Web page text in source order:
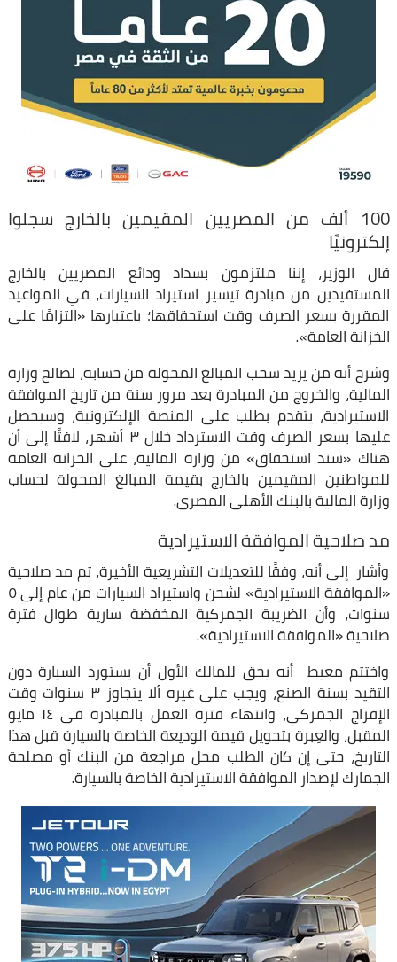
100 ألف من المصريين المقيمين بالخارج سجلوا
إلكترونيًا
قال الوزير، إننا ملتزمون بسداد ودائع المصريين بالخارج
المستفيدين من مبادرة تيسير استيراد السيارات، في المواعيد
المقررة بسعر الصرف وقت استحقاقها؛ باعتبارها «التزامًا على
الخزانة العامة».
وشرح أنه من يريد سحب المبالغ المحولة من حسابه، لصالح وزارة
المالية، والخروج من المبادرة بعد مرور سنة من تاريخ الموافقة
الاستيرادية، يتقدم بطلب على المنصة الإلكترونية، وسيحصل
عليها بسعر الصرف وقت الاسترداد خلال ٣ أشهر، لافتًا إلى أن
هناك «سند استحقاق» من وزارة المالية، علي الخزانة العامة
للمواطنين المقيمين بالخارج بقيمة المبالغ المحولة لحساب
وزارة المالية بالبنك الأهلى المصرى.
مد صلاحية الموافقة الاستيرادية
وأشار إلى أنه، وفقًا للتعديلات التشريعية الأخيرة، تم مد صلاحية
«الموافقة الاستيرادية» لشحن واستيراد السيارات من عام إلى ٥
سنوات، وأن الضريبة الجمركية المخفضة سارية طوال فترة
صلاحية «الموافقة الاستيرادية».
واختتم معيط أنه يحق للمالك الأول أن يستورد السيارة دون
التقيد بسنة الصنع، ويجب على غيره ألا يتجاوز ٣ سنوات وقت
الإفراج الجمركي، وانتهاء فترة العمل بالمبادرة فى ١٤ مايو
المقبل، والعِبرة بتحويل قيمة الوديعة الخاصة بالسيارة قبل هذا
التاريخ، حتى إن كان الطلب محل مراجعة من البنك أو مصلحة
الجمارك لإصدار الموافقة الاستيرادية الخاصة بالسيارة.